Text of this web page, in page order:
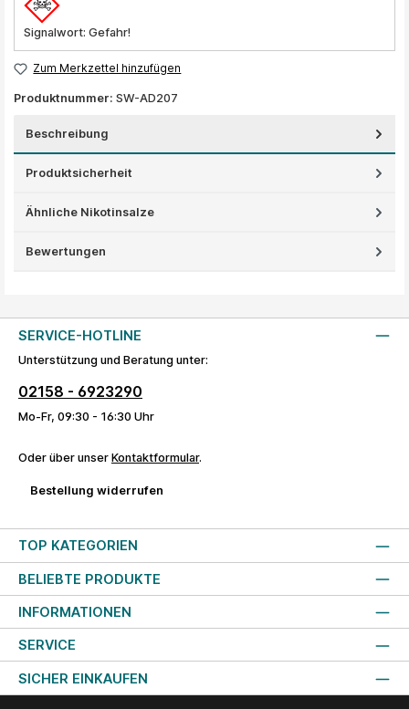
Signalwort: Gefahr!
Zum Merkzettel hinzufügen
Produktnummer: SW-AD207
Beschreibung
Produktsicherheit
Ähnliche Nikotinsalze
Bewertungen
SERVICE-HOTLINE
Unterstützung und Beratung unter:
02158 - 6923290
Mo-Fr, 09:30 - 16:30 Uhr
Oder über unser Kontaktformular.
Bestellung widerrufen
TOP KATEGORIEN
BELIEBTE PRODUKTE
INFORMATIONEN
SERVICE
SICHER EINKAUFEN